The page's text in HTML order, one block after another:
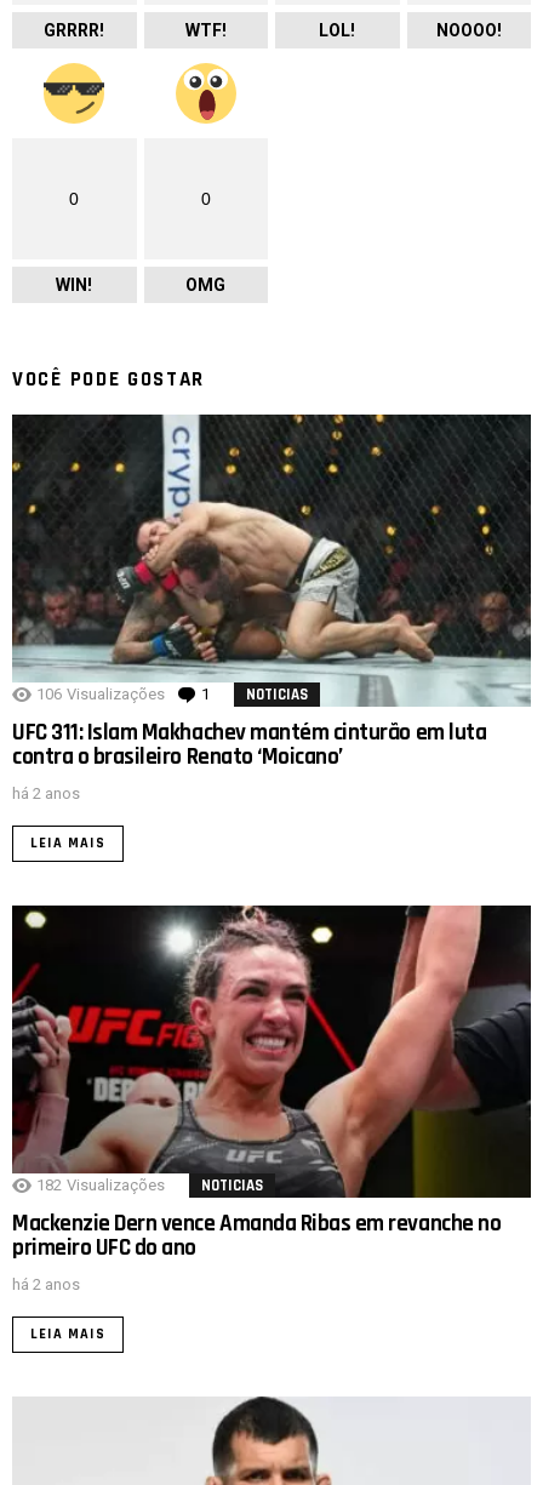
GRRRR! WTF! LOL! NOOOO!
0
WIN!
0
OMG
VOCÊ PODE GOSTAR
106 Visualizações 1 comentário
NOTICIAS
UFC 311: Islam Makhachev mantém cinturão em luta
contra o brasileiro Renato ‘Moicano’
há 2 anos
LEIA MAIS
182 Visualizações NOTICIAS
Mackenzie Dern vence Amanda Ribas em revanche no
primeiro UFC do ano
há 2 anos
LEIA MAIS